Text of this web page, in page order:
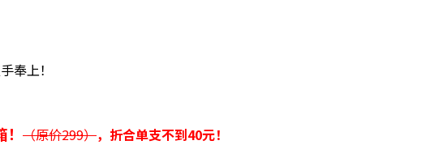
奉上！
（原价299），折合单支不到40元！